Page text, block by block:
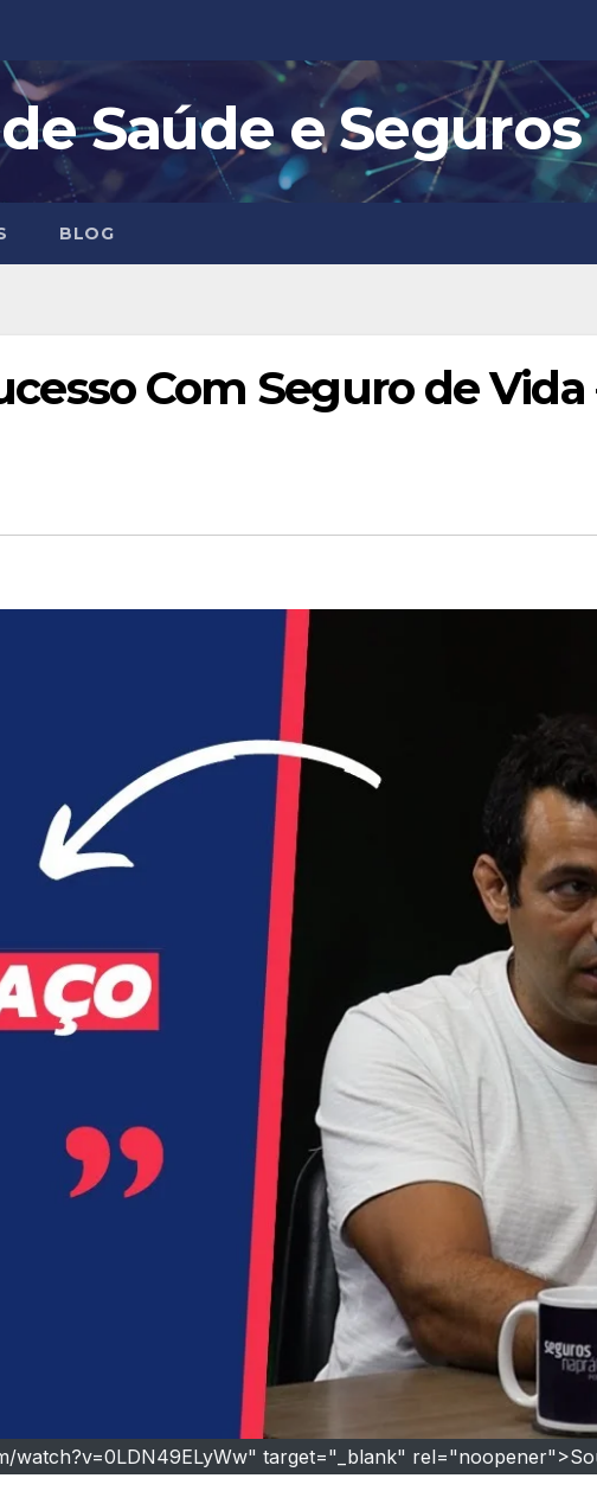
Saúde e Seguros
BLOG
Com Seguro de Vida
watch?v=0LDN49ELyWw" target="_blank"